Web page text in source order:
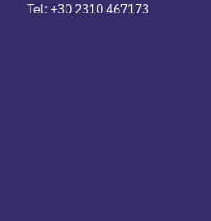
Tel: +30 2310 467173